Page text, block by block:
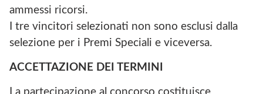
ammessi ricorsi.
I tre vincitori selezionati non sono esclusi dalla
selezione per i Premi Speciali e viceversa.
ACCETTAZIONE DEI TERMINI